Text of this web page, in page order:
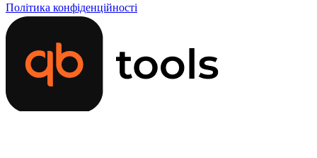
Політика конфіденційності